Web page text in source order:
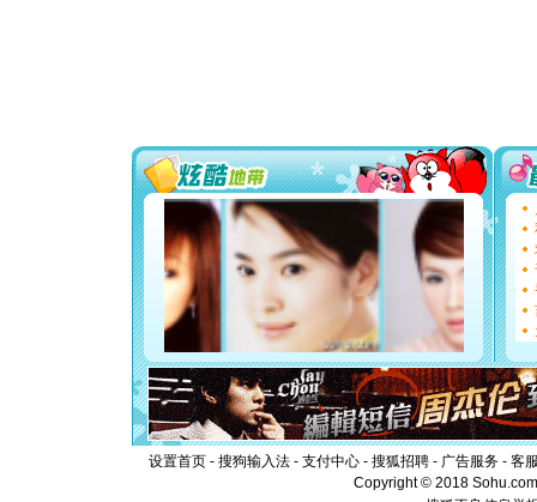
你太多，
要平安
[圣诞节]
能正大
都要快乐
[圣诞节]
如意,快
[元旦]
看
断电。
你是我
[元旦]如
起；二是
离。水晶
[元旦]当
泣，这痛
卖了。水
[春节] 风
设置首页 - 搜狗输入法 - 支付中心 - 搜狐招聘 - 广告服务 - 客
Copyright © 2018